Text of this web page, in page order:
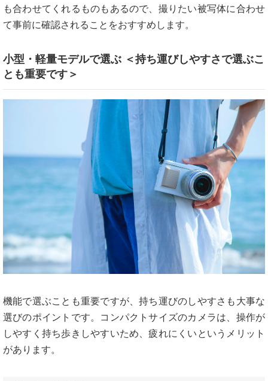
も合わせてくれるものもあるので、撮りたい被写体に合わせ
て事前に確認されることをおすすめします。
小型・軽量モデルで選ぶ ＜持ち運びしやすさで選ぶこ
とも重要です＞
機能で選ぶことも重要ですが、持ち運びのしやすさも大事な
選びのポイントです。コンパクトサイズのカメラは、操作が
しやすく持ち歩きしやすいため、疲れにくいというメリット
があります。